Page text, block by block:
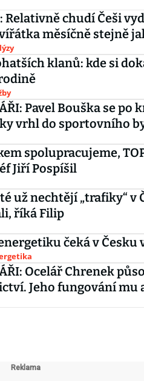
Relativně chudí Češi
měsíčně stejně
klanů: kde si
Pavel Bouška se po
vrhl do sportovního
spolupracujeme,
Jiří Pospíšil
už nechtějí „trafiky“ v
říká Filip
čeká v Česku
Ocelář Chrenek
Jeho fungování mu